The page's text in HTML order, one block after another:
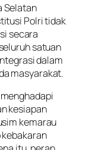
Selatan
Polri tidak
secara
satuan
dalam
masyarakat.
kesiapan
kemarau